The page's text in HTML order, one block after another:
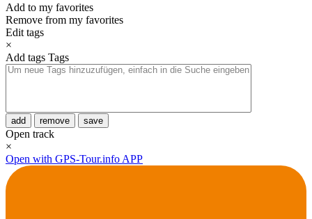
Add to my favorites
Remove from my favorites
Edit tags
×
Add tags Tags
add remove save
Open track
×
Open with GPS-Tour.info APP